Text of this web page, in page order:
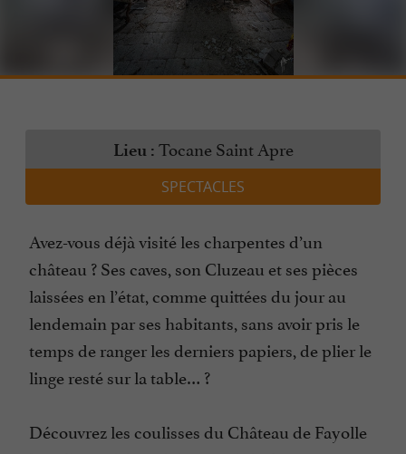
Lieu : Tocane Saint Apre
SPECTACLES
Avez-vous déjà visité les charpentes d’un
château ? Ses caves, son Cluzeau et ses pièces
laissées en l’état, comme quittées du jour au
lendemain par ses habitants, sans avoir pris le
temps de ranger les derniers papiers, de plier le
linge resté sur la table… ?
Découvrez les coulisses du Château de Fayolle